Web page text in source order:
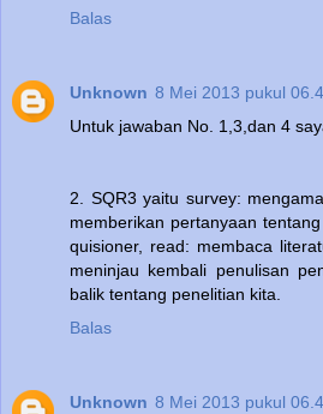
Balas
Unknown 8 Mei 2013 pukul
Untuk jawaban No. 1,3,dan 4
2. SQR3 yaitu survey:
memberikan pertanyaan
quisioner, read: membaca
meninjau kembali penulisan
balik tentang penelitian kita.
Balas
Unknown 8 Mei 2013 pukul